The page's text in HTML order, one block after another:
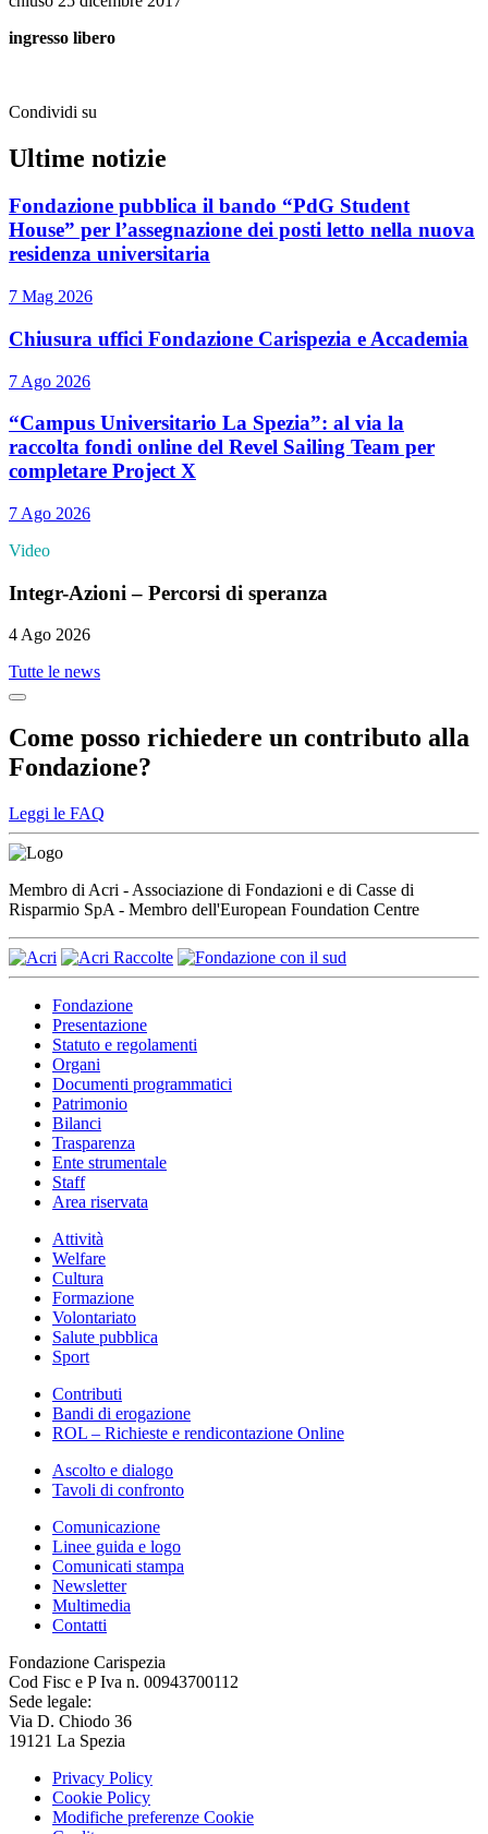
ingresso libero
Condividi su
Ultime notizie
Fondazione pubblica il bando “PdG Student
House” per l’assegnazione dei posti letto nella nuova
residenza universitaria
7 Mag 2026
Chiusura uffici Fondazione Carispezia e Accademia
7 Ago 2026
“Campus Universitario La Spezia”: al via la
raccolta fondi online del Revel Sailing Team per
completare Project X
7 Ago 2026
Video
Integr-Azioni – Percorsi di speranza
4 Ago 2026
Tutte le news
Come posso richiedere un contributo alla
Fondazione?
Leggi le FAQ
Membro di Acri - Associazione di Fondazioni e di Casse di
Risparmio SpA - Membro dell'European Foundation Centre
Fondazione
Presentazione
Statuto e regolamenti
Organi
Documenti programmatici
Patrimonio
Bilanci
Trasparenza
Ente strumentale
Staff
Area riservata
Attività
Welfare
Cultura
Formazione
Volontariato
Salute pubblica
Sport
Contributi
Bandi di erogazione
ROL – Richieste e rendicontazione Online
Ascolto e dialogo
Tavoli di confronto
Comunicazione
Linee guida e logo
Comunicati stampa
Newsletter
Multimedia
Contatti
Fondazione Carispezia
Cod Fisc e P Iva n. 00943700112
Sede legale:
Via D. Chiodo 36
19121 La Spezia
Privacy Policy
Cookie Policy
Modifiche preferenze Cookie